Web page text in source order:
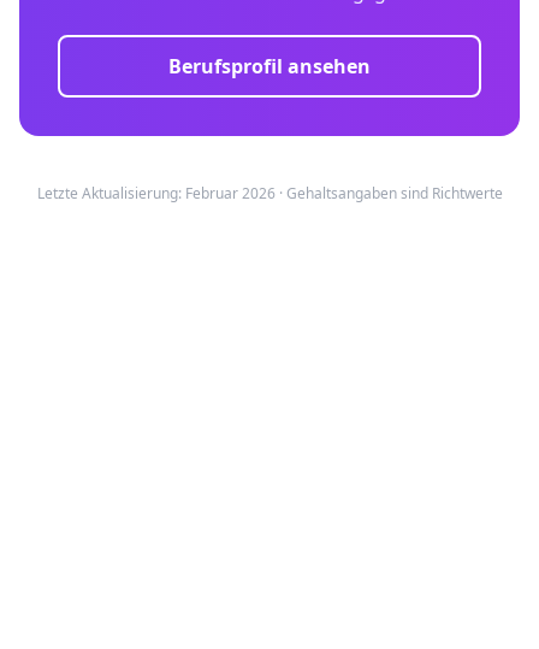
Berufsprofil ansehen
Letzte Aktualisierung: Februar 2026 · Gehaltsangaben sind Richtwerte